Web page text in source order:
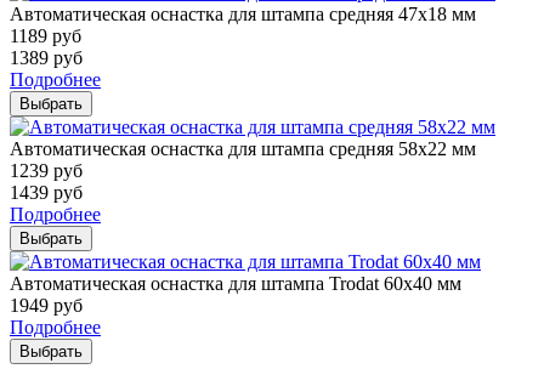
Автоматическая оснастка для штампа средняя 47х18 мм
1189 руб
1389 руб
Подробнее
Выбрать
Автоматическая оснастка для штампа средняя 58х22 мм
1239 руб
1439 руб
Подробнее
Выбрать
Автоматическая оснастка для штампа Trodat 60х40 мм
1949 руб
Подробнее
Выбрать